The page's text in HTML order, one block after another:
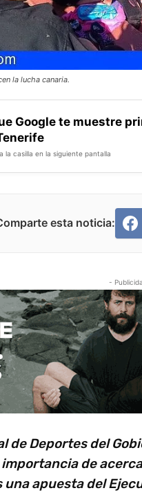
la lucha canaria.
Google te muestre
la casilla en la siguiente pantalla
esta noticia:
-
de Deportes del
de
una apuesta del